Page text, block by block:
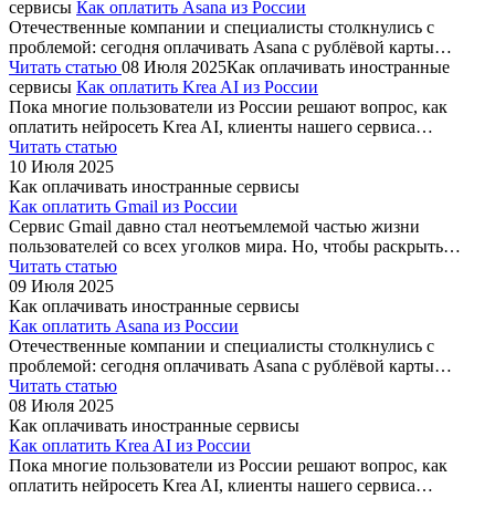
сервисы Как оплатить Asana из России
Отечественные компании и специалисты столкнулись с
проблемой: сегодня оплачивать Asana с рублёвой карты…
Читать статью 08 Июля 2025Как оплачивать иностранные
сервисы Как оплатить Krea AI из России
Пока многие пользователи из России решают вопрос, как
оплатить нейросеть Krea AI, клиенты нашего сервиса…
Читать статью
10 Июля 2025
Как оплачивать иностранные сервисы
Как оплатить Gmail из России
Сервис Gmail давно стал неотъемлемой частью жизни
пользователей со всех уголков мира. Но, чтобы раскрыть…
Читать статью
09 Июля 2025
Как оплачивать иностранные сервисы
Как оплатить Asana из России
Отечественные компании и специалисты столкнулись с
проблемой: сегодня оплачивать Asana с рублёвой карты…
Читать статью
08 Июля 2025
Как оплачивать иностранные сервисы
Как оплатить Krea AI из России
Пока многие пользователи из России решают вопрос, как
оплатить нейросеть Krea AI, клиенты нашего сервиса…